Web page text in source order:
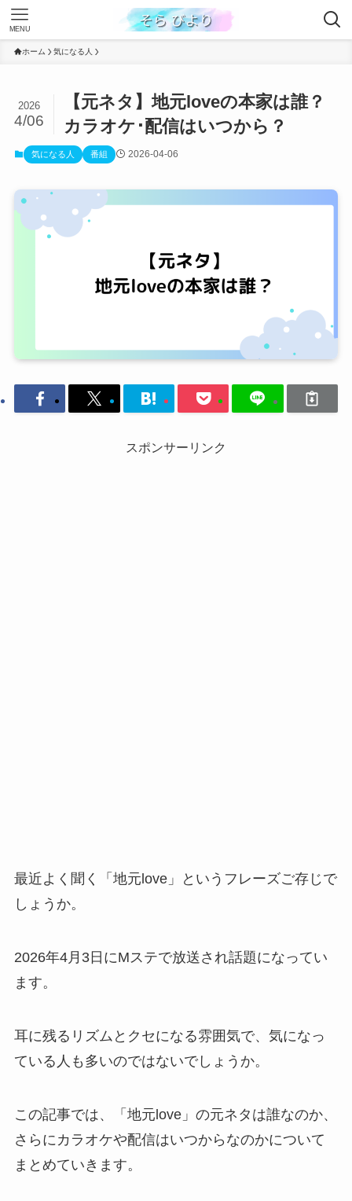
MENU
ホーム 気になる人
【元ネタ】地元loveの本家は誰？
カラオケ･配信はいつから？
2026
4/06
気になる人 番組 2026-04-06
スポンサーリンク
最近よく聞く「地元love」というフレーズご存じで
しょうか。
2026年4月3日にMステで放送され話題になってい
ます。
耳に残るリズムとクセになる雰囲気で、気になっ
ている人も多いのではないでしょうか。
この記事では、「地元love」の元ネタは誰なのか、
さらにカラオケや配信はいつからなのかについて
まとめていきます。